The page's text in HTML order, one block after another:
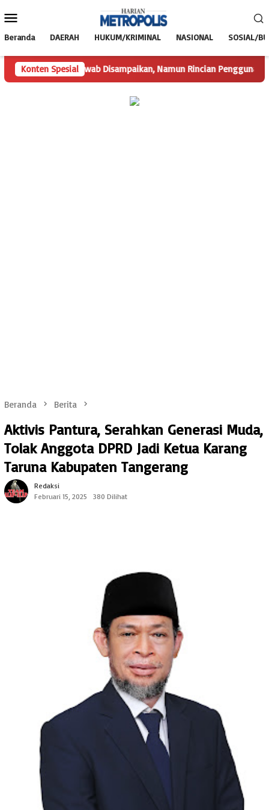
ke
Mobile
Beranda DAERAH HUKUM/KRIMINAL NASIONAL SOSIAL/
Konten Spesial
Hak Jawab Disampaikan, Namun Rincian Penggunaan
Beranda Berita
Aktivis Pantura, Serahkan Generasi Muda,
Tolak Anggota DPRD Jadi Ketua Karang
Taruna Kabupaten Tangerang
Redaksi
Februari 15, 2025
380 Dilihat